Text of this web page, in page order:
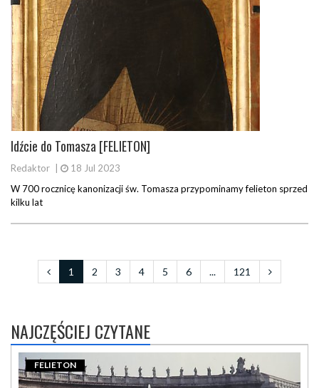
Idźcie do Tomasza [FELIETON]
Redaktor
18 Jul 2023
W 700 rocznicę kanonizacji św. Tomasza przypominamy felieton sprzed
kilku lat
1 2 3 4 5 6 ... 121
NAJCZĘŚCIEJ CZYTANE
FELIETON